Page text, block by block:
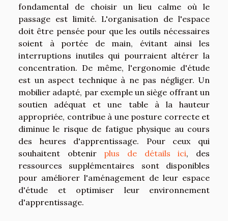
fondamental de choisir un lieu calme où le
passage est limité. L'organisation de l'espace
doit être pensée pour que les outils nécessaires
soient à portée de main, évitant ainsi les
interruptions inutiles qui pourraient altérer la
concentration. De même, l'ergonomie d'étude
est un aspect technique à ne pas négliger. Un
mobilier adapté, par exemple un siège offrant un
soutien adéquat et une table à la hauteur
appropriée, contribue à une posture correcte et
diminue le risque de fatigue physique au cours
des heures d'apprentissage. Pour ceux qui
souhaitent obtenir plus de détails ici, des
ressources supplémentaires sont disponibles
pour améliorer l'aménagement de leur espace
d'étude et optimiser leur environnement
d'apprentissage.